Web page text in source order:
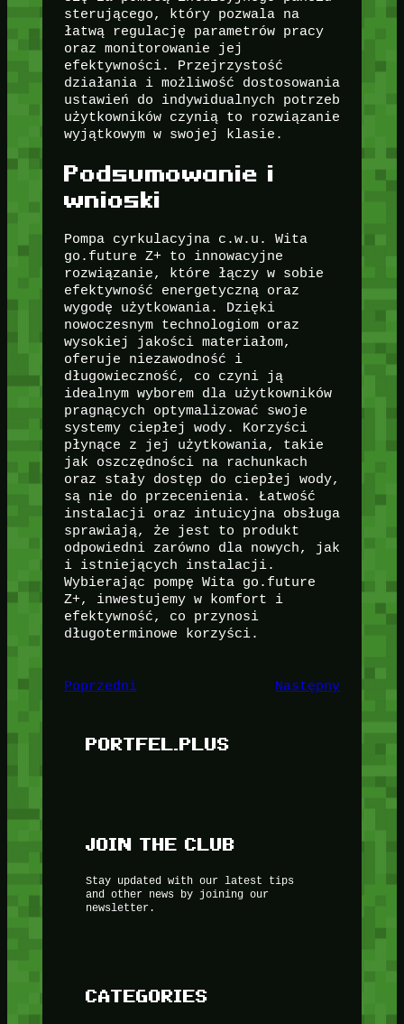
sterującego, który pozwala na
łatwą regulację parametrów pracy
oraz monitorowanie jej
efektywności. Przejrzystość
działania i możliwość dostosowania
ustawień do indywidualnych potrzeb
użytkowników czynią to rozwiązanie
wyjątkowym w swojej klasie.
Podsumowanie i
wnioski
Pompa cyrkulacyjna c.w.u. Wita
go.future Z+ to innowacyjne
rozwiązanie, które łączy w sobie
efektywność energetyczną oraz
wygodę użytkowania. Dzięki
nowoczesnym technologiom oraz
wysokiej jakości materiałom,
oferuje niezawodność i
długowieczność, co czyni ją
idealnym wyborem dla użytkowników
pragnących optymalizować swoje
systemy ciepłej wody. Korzyści
płynące z jej użytkowania, takie
jak oszczędności na rachunkach
oraz stały dostęp do ciepłej wody,
są nie do przecenienia. Łatwość
instalacji oraz intuicyjna obsługa
sprawiają, że jest to produkt
odpowiedni zarówno dla nowych, jak
i istniejących instalacji.
Wybierając pompę Wita go.future
Z+, inwestujemy w komfort i
efektywność, co przynosi
długoterminowe korzyści.
Poprzedni Następny
PORTFEL.PLUS
JOIN THE CLUB
Stay updated with our latest tips
and other news by joining our
newsletter.
CATEGORIES